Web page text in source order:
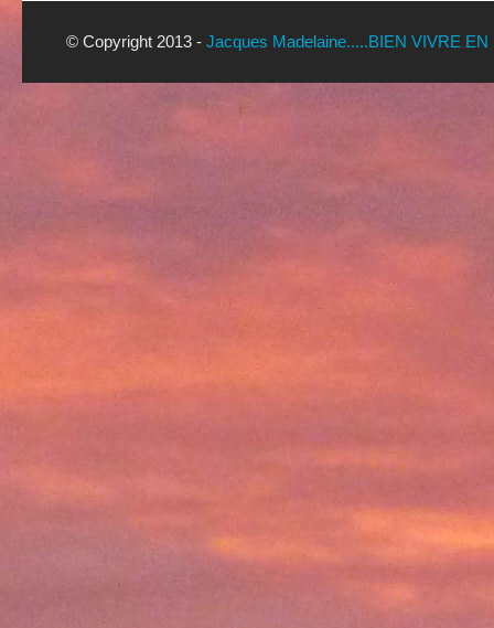
© Copyright 2013 - Jacques Madelaine.....BIEN VIVRE EN